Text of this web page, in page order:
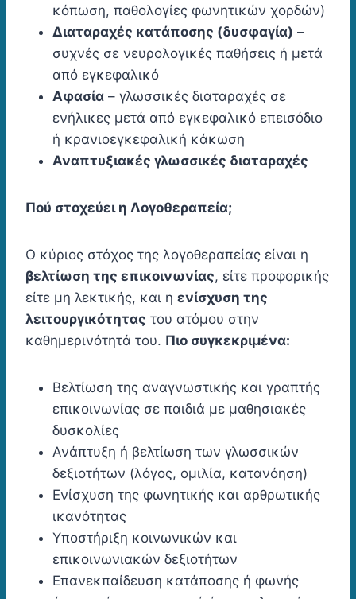
κόπωση, παθολογίες φωνητικών χορδών)
Διαταραχές κατάποσης (δυσφαγία) –
συχνές σε νευρολογικές παθήσεις ή μετά
από εγκεφαλικό
Αφασία – γλωσσικές διαταραχές σε
ενήλικες μετά από εγκεφαλικό επεισόδιο
ή κρανιοεγκεφαλική κάκωση
Αναπτυξιακές γλωσσικές διαταραχές
Πού στοχεύει η Λογοθεραπεία;
Ο κύριος στόχος της λογοθεραπείας είναι η
βελτίωση της επικοινωνίας, είτε προφορικής
είτε μη λεκτικής, και η ενίσχυση της
λειτουργικότητας του ατόμου στην
καθημερινότητά του. Πιο συγκεκριμένα:
Βελτίωση της αναγνωστικής και γραπτής
επικοινωνίας σε παιδιά με μαθησιακές
δυσκολίες
Ανάπτυξη ή βελτίωση των γλωσσικών
δεξιοτήτων (λόγος, ομιλία, κατανόηση)
Ενίσχυση της φωνητικής και αρθρωτικής
ικανότητας
Υποστήριξη κοινωνικών και
επικοινωνιακών δεξιοτήτων
Επανεκπαίδευση κατάποσης ή φωνής